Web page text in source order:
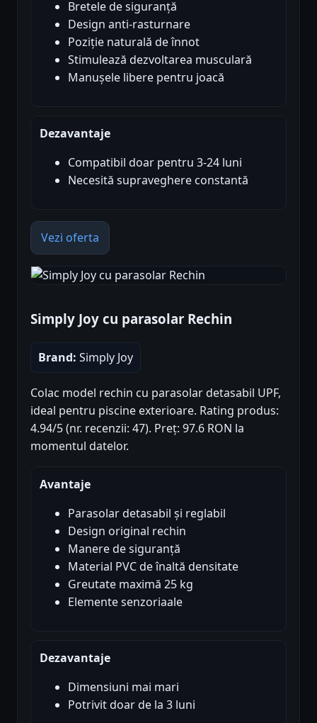
Bretele de siguranță
Design anti-rasturnare
Poziție naturală de înnot
Stimulează dezvoltarea musculară
Manușele libere pentru joacă
Dezavantaje
Compatibil doar pentru 3-24 luni
Necesită supraveghere constantă
Vezi oferta
Simply Joy cu parasolar Rechin
Brand: Simply Joy
Colac model rechin cu parasolar detasabil UPF,
ideal pentru piscine exterioare. Rating produs:
4.94/5 (nr. recenzii: 47). Preț: 97.6 RON la
momentul datelor.
Avantaje
Parasolar detasabil și reglabil
Design original rechin
Manere de siguranță
Material PVC de înaltă densitate
Greutate maximă 25 kg
Elemente senzoriaale
Dezavantaje
Dimensiuni mai mari
Potrivit doar de la 3 luni